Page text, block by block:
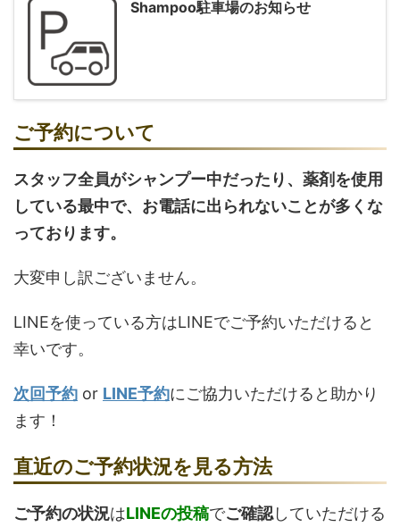
Shampoo駐車場のお知らせ
ご予約について
スタッフ全員がシャンプー中だったり、薬剤を使用
している最中で、お電話に出られないことが多くな
っております。
大変申し訳ございません。
LINEを使っている方はLINEでご予約いただけると
幸いです。
次回予約 or LINE予約にご協力いただけると助かり
ます！
直近のご予約状況を見る方法
ご予約の状況はLINEの投稿でご確認していただける